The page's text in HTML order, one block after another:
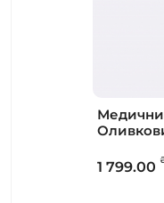
1 799.00